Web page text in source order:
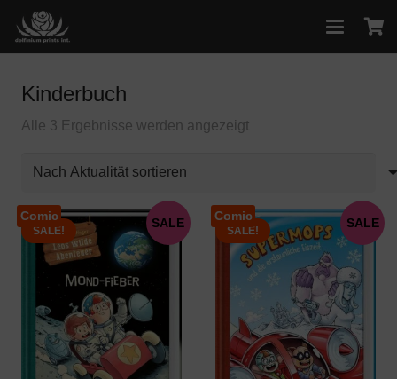
Kinderbuch
Alle 3 Ergebnisse werden angezeigtNach
SALE!
Comic SALE
SALE!
Comic SALE